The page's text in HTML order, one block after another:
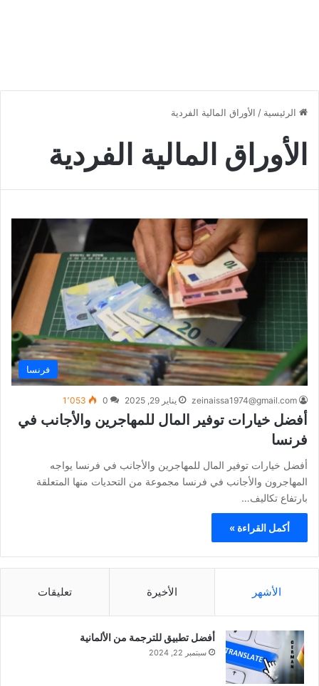
الرئيسية / الأوراق المالية الفردية
الأوراق المالية الفردية
فرنسا
zeinaissa1974@gmail.com يناير 29, 2025 0 1٬053
أفضل خيارات توفير المال للمهاجرين والأجانب في
فرنسا
أفضل خيارات توفير المال للمهاجرين والأجانب في فرنسا يواجه
المهاجرون والأجانب في فرنسا مجموعة من التحديات منها المتعلقة
بارتفاع تكاليف…
أكمل القراءة »
الأشهر الأخيرة تعليقات
أفضل تطبيق للترجمة من الألمانية
سبتمبر 22, 2024